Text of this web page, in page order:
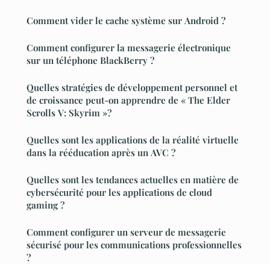
Comment vider le cache système sur Android ?
Comment configurer la messagerie électronique
sur un téléphone BlackBerry ?
Quelles stratégies de développement personnel et
de croissance peut-on apprendre de « The Elder
Scrolls V: Skyrim »?
Quelles sont les applications de la réalité virtuelle
dans la rééducation après un AVC ?
Quelles sont les tendances actuelles en matière de
cybersécurité pour les applications de cloud
gaming ?
Comment configurer un serveur de messagerie
sécurisé pour les communications professionnelles
?